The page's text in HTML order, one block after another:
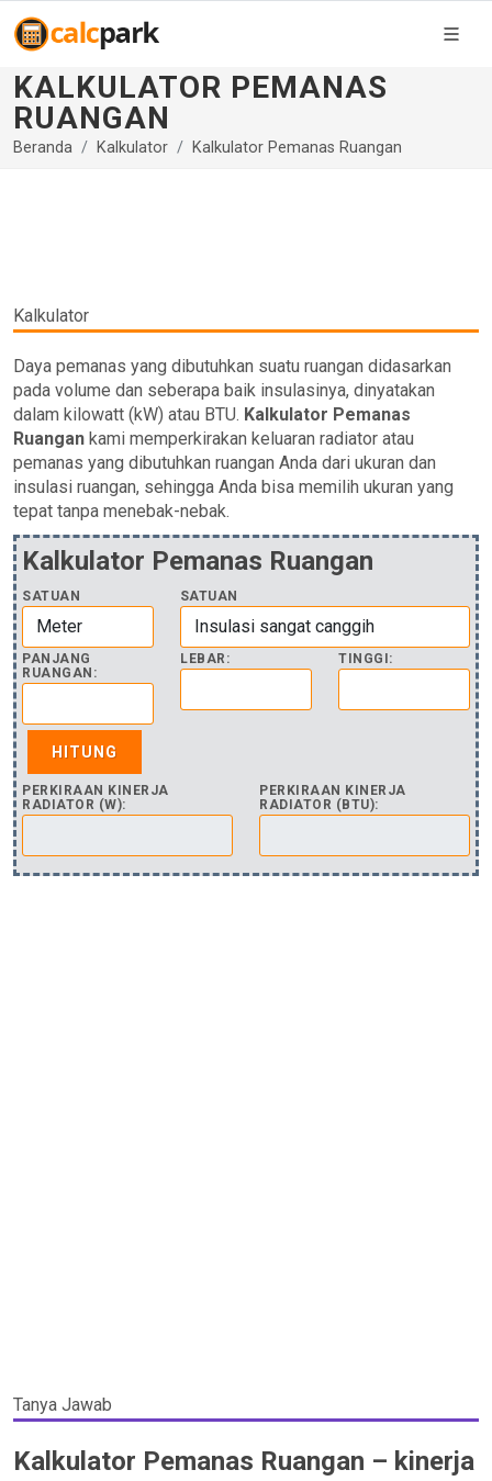
KALKULATOR PEMANAS
RUANGAN
Beranda Kalkulator Kalkulator Pemanas Ruangan
Kalkulator
Daya pemanas yang dibutuhkan suatu ruangan didasarkan
pada volume dan seberapa baik insulasinya, dinyatakan
dalam kilowatt (kW) atau BTU. Kalkulator Pemanas
Ruangan kami memperkirakan keluaran radiator atau
pemanas yang dibutuhkan ruangan Anda dari ukuran dan
insulasi ruangan, sehingga Anda bisa memilih ukuran yang
tepat tanpa menebak-nebak.
Kalkulator Pemanas Ruangan
SATUAN SATUAN
PANJANG
RUANGAN:
LEBAR: TINGGI:
PERKIRAAN KINERJA
RADIATOR (W):
PERKIRAAN KINERJA
RADIATOR (BTU):
Tanya Jawab
Kalkulator Pemanas Ruangan – kinerja